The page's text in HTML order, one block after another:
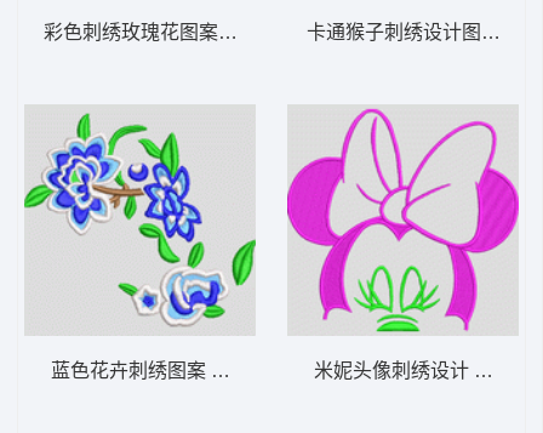
彩色刺绣玫瑰花图案 女装
蓝色花卉刺绣图案 汉服
卡通猴子刺绣设计图 猴子
米妮头像刺绣设计 米奇